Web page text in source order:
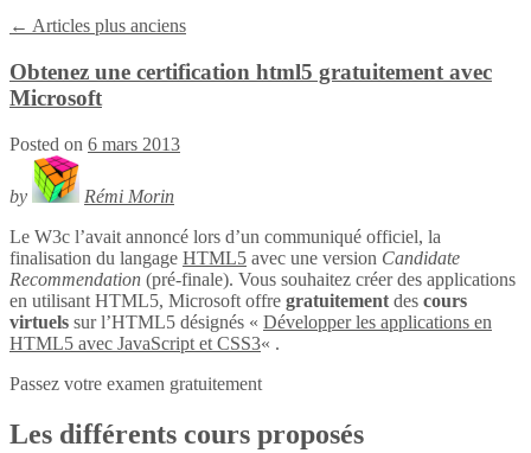
← Articles plus anciens
Obtenez une certification html5 gratuitement avec
Microsoft
Posted on 6 mars 2013
by
Rémi Morin
Le W3c l’avait annoncé lors d’un communiqué officiel, la
finalisation du langage HTML5 avec une version Candidate
Recommendation (pré-finale). Vous souhaitez créer des applications
en utilisant HTML5, Microsoft offre gratuitement des cours
virtuels sur l’HTML5 désignés « Développer les applications en
HTML5 avec JavaScript et CSS3« .
Passez votre examen gratuitement
Les différents cours proposés